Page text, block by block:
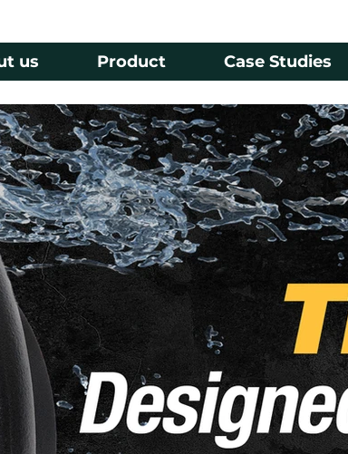
us Product Case Studies